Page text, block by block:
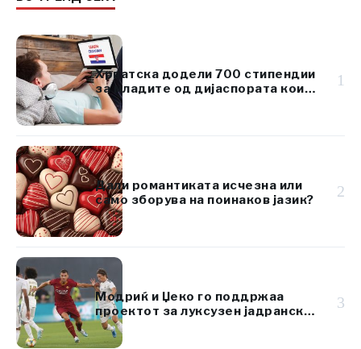
Хрватска додели 700 стипендии
за младите од дијаспората кои
го изучуваат хрватскиот јазик
1
Дали романтиката исчезна или
само зборува на поинаков јазик?
2
Модриќ и Џеко го поддржаа
проектот за луксузен јадрански
ресорт вреден 920 милиони
евра
3